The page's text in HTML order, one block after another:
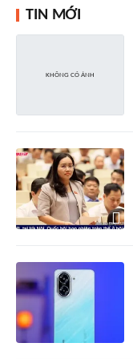
TIN MỚI